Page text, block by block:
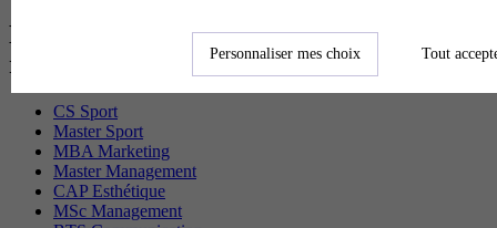
Les diplômes par filière les plus
recherchés
CS Sport
Master Sport
MBA Marketing
Master Management
CAP Esthétique
MSc Management
Personnaliser mes choix Tout